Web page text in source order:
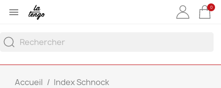
 0
Accueil Index Schnock